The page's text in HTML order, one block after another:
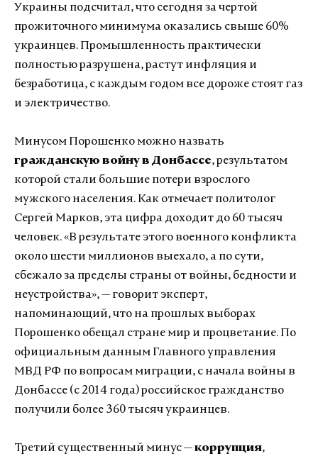
Украины подсчитал, что сегодня за чертой
прожиточного минимума оказались свыше 60%
украинцев. Промышленность практически
полностью разрушена, растут инфляция и
безработица, с каждым годом все дороже стоят газ
и электричество.
Минусом Порошенко можно назвать
гражданскую войну в Донбассе, результатом
которой стали большие потери взрослого
мужского населения. Как отмечает политолог
Сергей Марков, эта цифра доходит до 60 тысяч
человек. «В результате этого военного конфликта
около шести миллионов выехало, а по сути,
сбежало за пределы страны от войны, бедности и
неустройства», — говорит эксперт,
напоминающий, что на прошлых выборах
Порошенко обещал стране мир и процветание. По
официальным данным Главного управления
МВД РФ по вопросам миграции, с начала войны в
Донбассе (с 2014 года) российское гражданство
получили более 360 тысяч украинцев.
Третий существенный минус —коррупция,